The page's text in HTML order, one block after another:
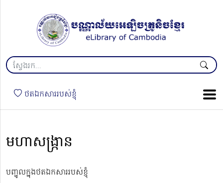
ថតឯកសាររបស់ខ្ញុំ
មហាសង្ក្រាន
បញ្ចូលក្នុងថតឯកសាររបស់ខ្ញុំ